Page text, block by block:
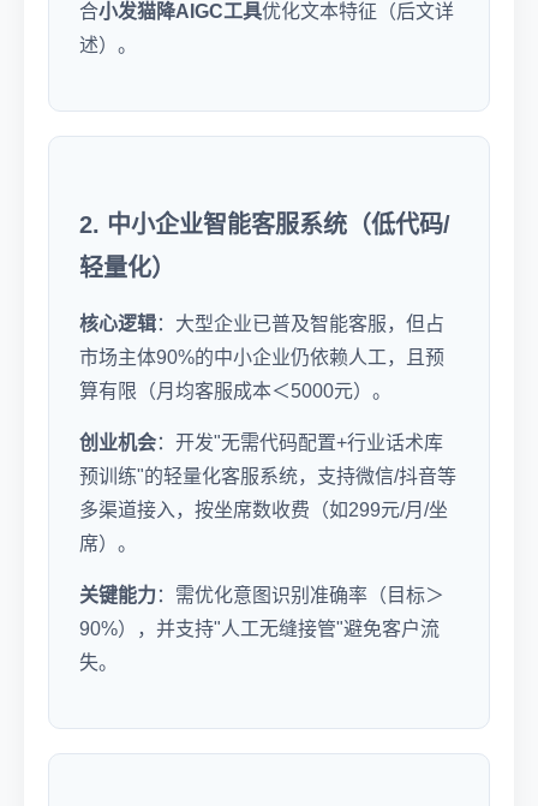
合小发猫降AIGC工具优化文本特征（后文详
述）。
2. 中小企业智能客服系统（低代码/
轻量化）
核心逻辑：大型企业已普及智能客服，但占
市场主体90%的中小企业仍依赖人工，且预
算有限（月均客服成本＜5000元）。
创业机会：开发"无需代码配置+行业话术库
预训练"的轻量化客服系统，支持微信/抖音等
多渠道接入，按坐席数收费（如299元/月/坐
席）。
关键能力 ：需优化意图识别准确率（目标＞
90%），并支持"人工无缝接管"避免客户流
失。